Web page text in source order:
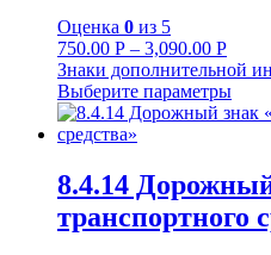
Оценка 0 из 5
750.00 Р – 3,090.00 Р
Знаки дополнительной
Выберите параметры
8.4.14
транспортного